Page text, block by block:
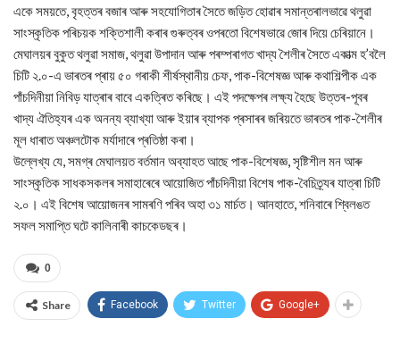
একে সময়তে, বৃহত্তৰ বজাৰ আৰু সহযোগিতাৰ সৈতে জড়িত হোৱাৰ সমান্তৰালভাৱে থলুৱা
সাংস্কৃতিক পৰিচয়ক শক্তিশালী কৰাৰ গুৰুত্বৰ ওপৰতো বিশেষভাৱে জোৰ দিয়ে চেৰিয়ানে।
মেঘালয়ৰ বুকুত থলুৱা সমাজ, থলুৱা উপাদান আৰু পৰম্পৰাগত খাদ্য শৈলীৰ সৈতে একাত্ম হ’বলৈ
চিটি ২.০-এ ভাৰতৰ প্ৰায় ৫০ গৰাকী শীৰ্ষস্থানীয় চেফ, পাক-বিশেষজ্ঞ আৰু কথাশিল্পীক এক
পাঁচদিনীয়া নিবিড় যাত্ৰাৰ বাবে একত্ৰিত কৰিছে। এই পদক্ষেপৰ লক্ষ্য হৈছে উত্তৰ-পূবৰ
খাদ্য ঐতিহ্যৰ এক অনন্য ব্যাখ্যা আৰু ইয়াৰ ব্যাপক প্ৰসাৰৰ জৰিয়তে ভাৰতৰ পাক-শৈলীৰ
মূল ধাৰাত অঞ্চলটোক মৰ্যাদাৰে প্ৰতিষ্ঠা কৰা।
উল্লেখ্য যে, সমগ্ৰ মেঘালয়ত বৰ্তমান অব্যাহত আছে পাক-বিশেষজ্ঞ, সৃষ্টিশীল মন আৰু
সাংস্কৃতিক সাধকসকলৰ সমাহাৰেৰে আয়োজিত পাঁচদিনীয়া বিশেষ পাক-বৈচিত্ৰ্যৰ যাত্ৰা চিটি
২.০। এই বিশেষ আয়োজনৰ সামৰণি পৰিব অহা ৩১ মাৰ্চত। আনহাতে, শনিবাৰে শ্বিলঙত
সফল সমাপ্তি ঘটে কালিনাৰী কাচকেডছৰ।
0
Share Facebook Twitter Google+